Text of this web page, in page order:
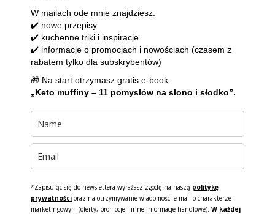
W mailach ode mnie znajdziesz:
✔️ nowe przepisy
✔️ kuchenne triki i inspiracje
✔️ informacje o promocjach i nowościach (czasem z
rabatem tylko dla subskrybentów)
🎁 Na start otrzymasz gratis e-book:
„Keto muffiny – 11 pomysłów na słono i słodko”.
*Zapisując się do newslettera wyrażasz zgodę na naszą politykę
prywatności oraz na otrzymywanie wiadomości e-mail o charakterze
marketingowym (oferty, promocje i inne informacje handlowe). W każdej